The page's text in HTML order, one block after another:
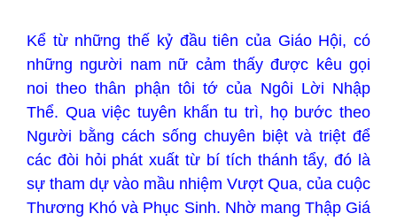
Kể từ những thế kỷ đầu tiên của Giáo Hội, có
những người nam nữ cảm thấy được kêu gọi
noi theo thân phận tôi tớ của Ngôi Lời Nhập
Thể. Qua việc tuyên khấn tu trì, họ bước theo
Người bằng cách sống chuyên biệt và triệt để
các đòi hỏi phát xuất từ bí tích thánh tẩy, đó là
sự tham dự vào mầu nhiệm Vượt Qua, của cuộc
Thương Khó và Phục Sinh. Nhờ mang Thập Giá